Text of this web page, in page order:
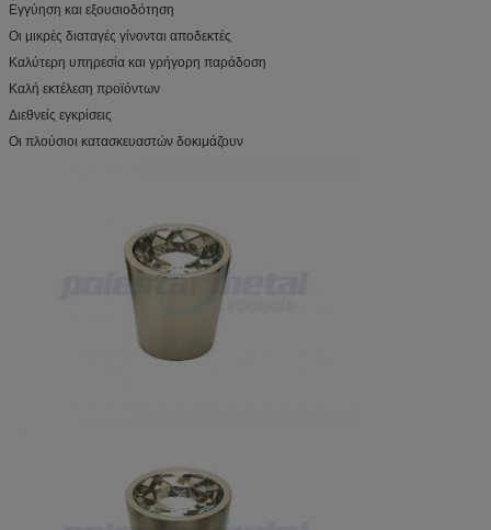
Εγγύηση και εξουσιοδότηση
Οι μικρές διαταγές γίνονται αποδεκτές
Καλύτερη υπηρεσία και γρήγορη παράδοση
Καλή εκτέλεση προϊόντων
Διεθνείς εγκρίσεις
Οι πλούσιοι κατασκευαστών δοκιμάζουν